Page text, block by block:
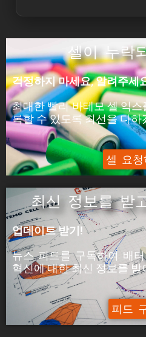
정전류로 하한 전압에 도
ýä▒ÙèÑ:
피크 전력은 셀이 5분 동
니다.
ýáäÙÑÿ:
피크 전류는 셀이 5분 동
니다.
셀이 누락
걱정하지 마세요, 알려주세
최대한 빨리 바테모 셀 익
록할 수 있도록 최선을 다하
셀 요청
최신 정보를 받
업데이트 받기!
뉴스 피드를 구독하여 배
혁신에대한최신 정보를
피드